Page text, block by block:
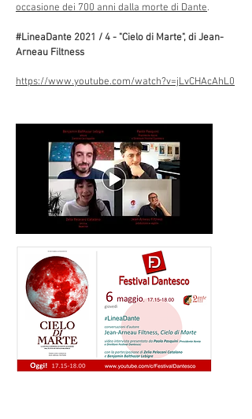
occasione dei 700 anni dalla morte di Dante.
#LineaDante 2021 / 4 - "Cielo di Marte", di Jean-
Arneau Filtness
https://www.youtube.com/watch?v=jLvCHAcAhL0